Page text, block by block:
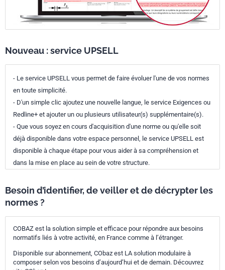
Nouveau : service UPSELL
- Le service UPSELL vous permet de faire évoluer l'une de vos normes
en toute simplicité.
- D'un simple clic ajoutez une nouvelle langue, le service Exigences ou
Redline+ et ajouter un ou plusieurs utilisateur(s) supplémentaire(s).
- Que vous soyez en cours d'acquisition d'une norme ou qu'elle soit
déjà disponible dans votre espace personnel, le service UPSELL est
disponible à chaque étape pour vous aider à sa compréhension et
dans la mise en place au sein de votre structure.
Besoin d’identifier, de veiller et de décrypter les
normes ?
COBAZ est la solution simple et efficace pour répondre aux besoins
normatifs liés à votre activité, en France comme à l’étranger.
Disponible sur abonnement, CObaz est LA solution modulaire à
composer selon vos besoins d’aujourd’hui et de demain. Découvrez